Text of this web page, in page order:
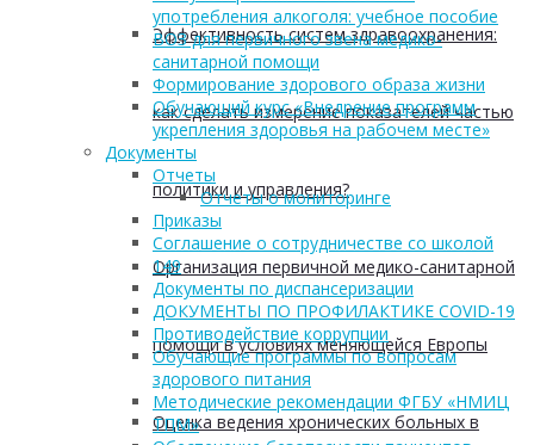
Эффективность систем здравоохранения:
как сделать измерение показателей частью
политики и управления?
Организация первичной медико-санитарной
помощи в условиях меняющейся Европы
Оценка ведения хронических больных в
употребления алкоголя: учебное пособие
ВОЗ для первичного звена медико-
санитарной помощи
Формирование здорового образа жизни
Обучающий курс «Внедрение программ
укрепления здоровья на рабочем месте»
Документы
Отчеты
Отчеты о мониторинге
Приказы
Соглашение о сотрудничестве со школой
149
Документы по диспансеризации
ДОКУМЕНТЫ ПО ПРОФИЛАКТИКЕ COVID-19
Противодействие коррупции
Обучающие программы по вопросам
здорового питания
Методические рекомендации ФГБУ «НМИЦ
ТПМ»